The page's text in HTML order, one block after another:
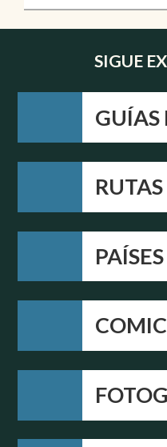
SIGUE
GUÍAS
RUTAS
PAÍSES